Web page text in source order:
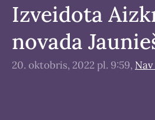
Izveidota
novada
20. oktobris, 2022 pl. 9:59,